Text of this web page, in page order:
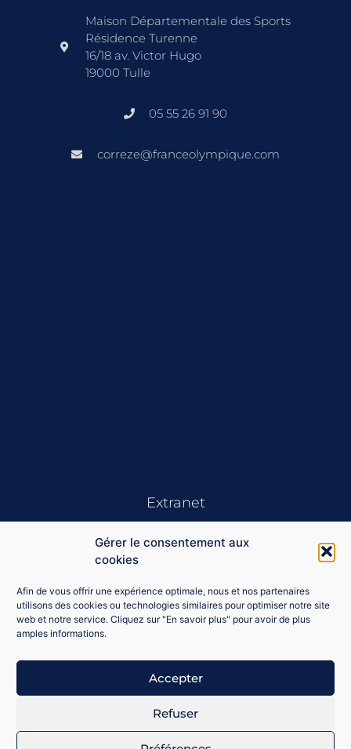
Gérer le consentement aux
cookies
Afin de vous offrir une expérience optimale, nous et nos partenaires
utilisons des cookies ou technologies similaires pour optimiser notre site
web et notre service. Cliquez sur "En savoir plus" pour avoir de plus
amples informations.
Accepter
Refuser
Maison Départementale des Sports
Résidence Turenne
16/18 av. Victor Hugo
19000 Tulle
05 55 26 91 90
correze@franceolympique.com
Extranet
Se souvenir de moi